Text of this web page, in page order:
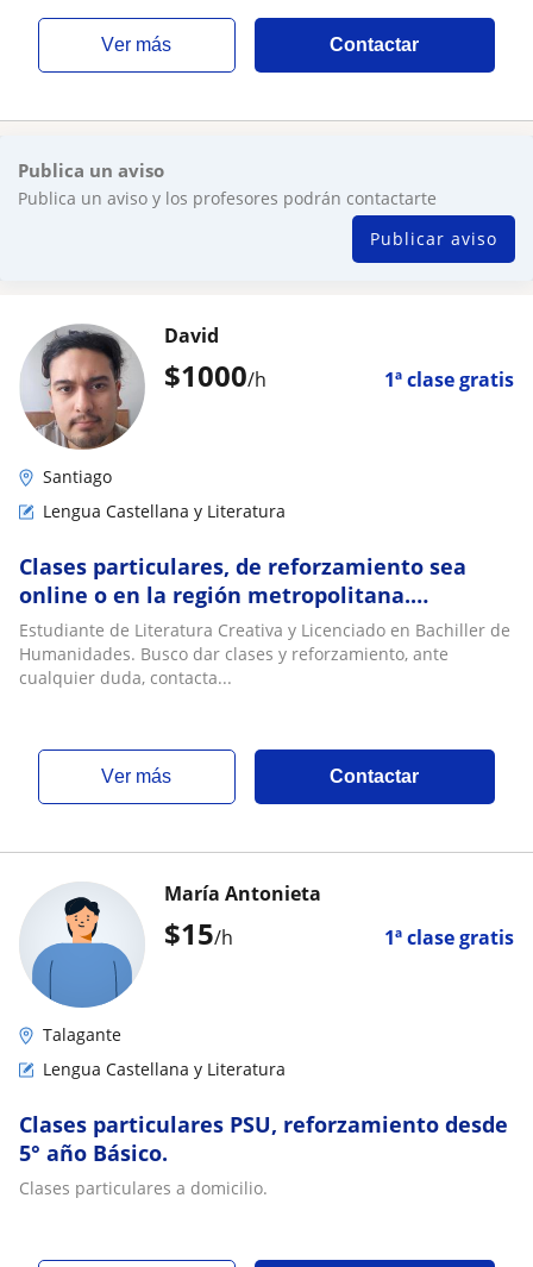
ver más Contactar
Publica un aviso
Publica un aviso y los profesores podrán contactarte
Publicar aviso
$1000/h 1ª clase gratis
David
Santiago
Lengua Castellana y Literatura
Clases particulares, de reforzamiento sea
online o en la región metropolitana.
Lenguaje, Historia
Estudiante de Literatura Creativa y Licenciado en Bachiller de
Humanidades. Busco dar clases y reforzamiento, ante
cualquier duda, contacta...
ver más Contactar
$15/h 1ª clase gratis
María Antonieta
Talagante
Lengua Castellana y Literatura
Clases particulares PSU, reforzamiento desde
5° año Básico.
Clases particulares a domicilio.